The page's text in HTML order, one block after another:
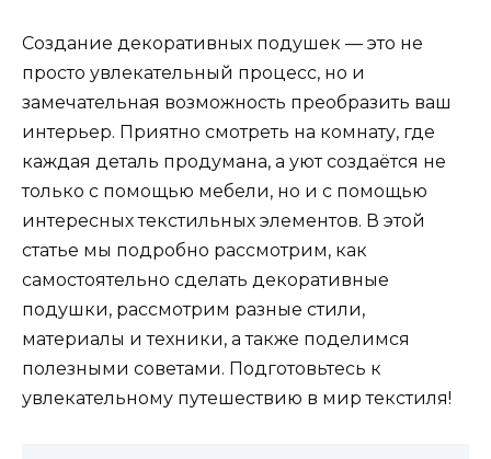
Создание декоративных подушек — это не
просто увлекательный процесс, но и
замечательная возможность преобразить ваш
интерьер. Приятно смотреть на комнату, где
каждая деталь продумана, а уют создаётся не
только с помощью мебели, но и с помощью
интересных текстильных элементов. В этой
статье мы подробно рассмотрим, как
самостоятельно сделать декоративные
подушки, рассмотрим разные стили,
материалы и техники, а также поделимся
полезными советами. Подготовьтесь к
увлекательному путешествию в мир текстиля!